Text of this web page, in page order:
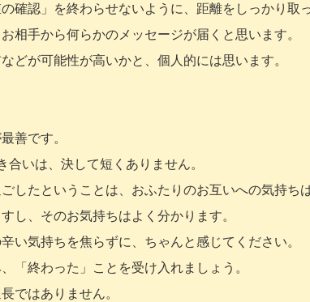
確認」を終わらせないように、距離をしっかり取
相手から何らかのメッセージが届くと思います。
どが可能性が高いかと、個人的には思います。
善です。
合いは、決して短くありません。
したということは、おふたりのお互いへの気持ち
し、そのお気持ちはよく分かります。
い気持ちを焦らずに、ちゃんと感じてください。
「終わった」ことを受け入れましょう。
ではありません。